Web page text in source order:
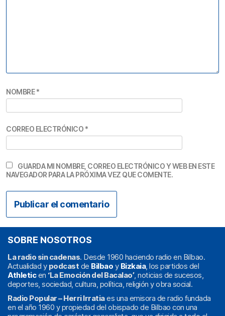
NOMBRE*
CORREO ELECTRÓNICO *
GUARDA MI NOMBRE, CORREO ELECTRÓNICO Y WEB EN ESTE
NAVEGADOR PARA LA PRÓXIMA VEZ QUE COMENTE.
SOBRE NOSOTROS
La radio sin cadenas. Desde 1960 haciendo radio en Bilbao.
Actualidad y podcast de Bilbao y Bizkaia, los partidos del
Athleticen ‘La Emoción del Bacalao’, noticias de sucesos,
deportes, sociedad, cultura, política, religión y obra social.
Radio Popular – Herri Irratiaes una emisora de radio fundada
en el año 1960 y propiedad del obispado de Bilbao con una